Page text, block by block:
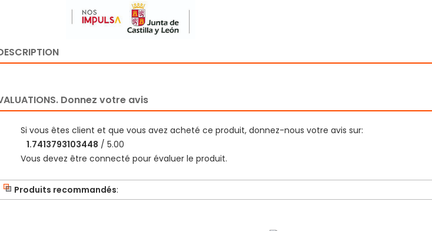
Donnez votre avis
Si vous êtes client et que vous avez acheté ce produit, donnez-nous votre avis sur:
1.7413793103448 / 5.00
Vous devez être connecté pour évaluer le produit.
Produits recommandés: